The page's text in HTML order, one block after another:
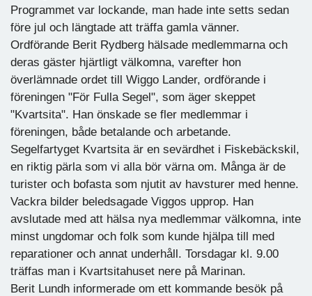
Programmet var lockande, man hade inte setts sedan
före jul och längtade att träffa gamla vänner.
Ordförande Berit Rydberg hälsade medlemmarna och
deras gäster hjärtligt välkomna, varefter hon
överlämnade ordet till Wiggo Lander, ordförande i
föreningen "För Fulla Segel", som äger skeppet
"Kvartsita". Han önskade se fler medlemmar i
föreningen, både betalande och arbetande.
Segelfartyget Kvartsita är en sevärdhet i Fiskebäckskil,
en riktig pärla som vi alla bör värna om. Många är de
turister och bofasta som njutit av havsturer med henne.
Vackra bilder beledsagade Viggos upprop. Han
avslutade med att hälsa nya medlemmar välkomna, inte
minst ungdomar och folk som kunde hjälpa till med
reparationer och annat underhåll. Torsdagar kl. 9.00
träffas man i Kvartsitahuset nere på Marinan.
Berit Lundh informerade om ett kommande besök på